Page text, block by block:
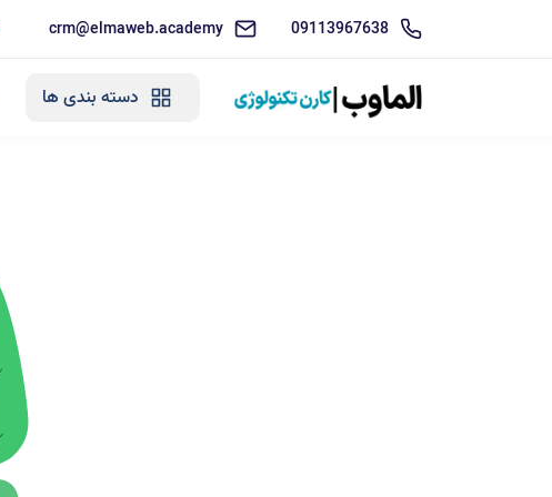
09113967638
crm@elmaweb.academy
دسته بندی ها